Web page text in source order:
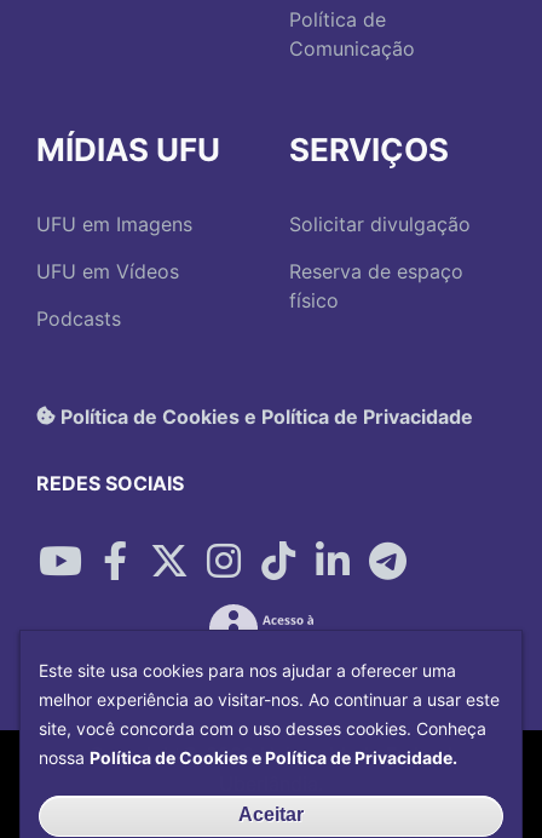
Política de
Comunicação
MÍDIAS UFU
UFU em Imagens
UFU em Vídeos
Podcasts
SERVIÇOS
Solicitar divulgação
Reserva de espaço
físico
Política de Cookies e Política de Privacidade
REDES SOCIAIS
Copyright©2026Universidade Federal
Desenvolvido porCentro de Tecnologia da
Este site usa cookies para nos ajudar a oferecer uma
melhor experiência ao visitar-nos. Ao continuar a usar este
site, você concorda com o uso desses cookies. Conheça
nossa Política de Cookies e Política de Privacidade.
Aceitar